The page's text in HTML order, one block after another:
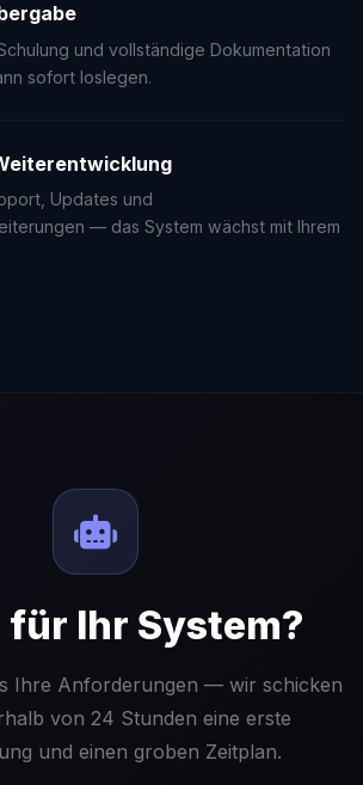
und vollständige Dokumentation
sofort loslegen.
Updates und
— das System wächst mit Ihrem
für Ihr System?
Ihre Anforderungen — wir schicken
von 24 Stunden eine erste
und einen groben Zeitplan.